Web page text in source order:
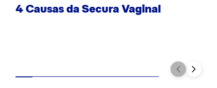
4 Causas da Secura Vaginal